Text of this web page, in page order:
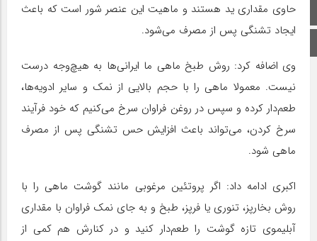
صفحه اصلی
حاوی مقداری ید هستند و ماهیت این عنصر شور است که باعث
ایجاد تشنگی پس از مصرف می‌شود.
وی اضافه کرد: روش طبخ ماهی ما ایرانی‌ها به‌ هیچ‌وجه درست
نیست. معمولا ماهی را با حجم بالایی از نمک و سایر ادویه‌ها،
طعم‌دار کرده و سپس در روغن فراوان سرخ می‌کنیم که خود فرآیند
سرخ کردن، می‌تواند باعث افزایش حس تشنگی پس از مصرف
ماهی شود.
اکبری ادامه داد: اگر پروتئین مرغوبی مانند گوشت ماهی را با
روش بخارپز، تنوری یا فرپز، طبخ و به‌ جای نمک فراوان با مقداری
آبلیموی تازه گوشت را طعم‌دار کنید و در کنارش هم کمی از